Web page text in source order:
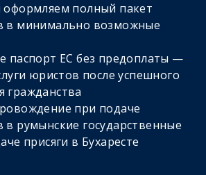
полный пакет
в минимально возможные
паспорт ЕС без предоплаты —
юристов после успешного
гражданства
при подаче
в румынские государственные
присяги в Бухаресте